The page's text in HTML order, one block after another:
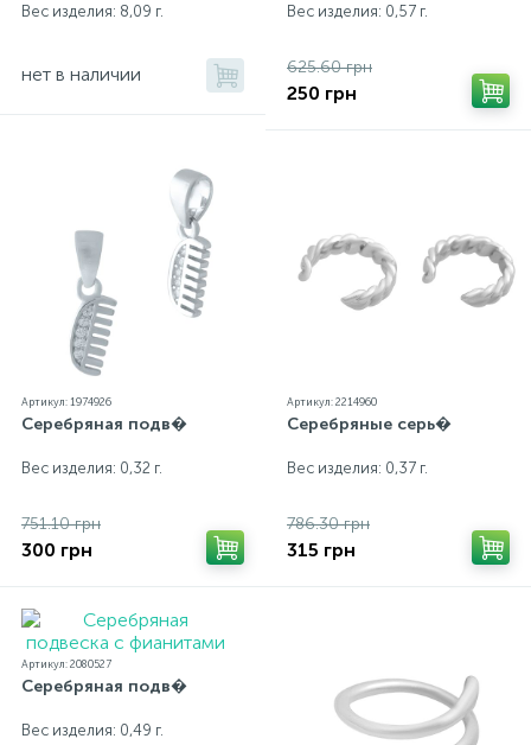
Вес изделия: 8,09 г.
нет в наличии
Вес изделия: 0,57 г.
625.60 грн
250 грн
Артикул: 1974926
Серебряная подв�
Вес изделия: 0,32 г.
751.10 грн
300 грн
Артикул: 2214960
Серебряные серь�
Вес изделия: 0,37 г.
786.30 грн
315 грн
Артикул: 2080527
Серебряная подв�
Вес изделия: 0,49 г.